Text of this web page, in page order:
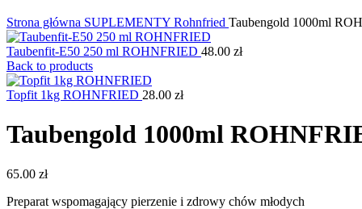
Strona główna SUPLEMENTY Rohnfried Taubengold 1000ml
Taubenfit-E50 250 ml ROHNFRIED 48.00 zł
Back to products
Topfit 1kg ROHNFRIED 28.00 zł
Taubengold 1000ml
65.00 zł
Preparat wspomagający pierzenie i zdrowy chów młodych